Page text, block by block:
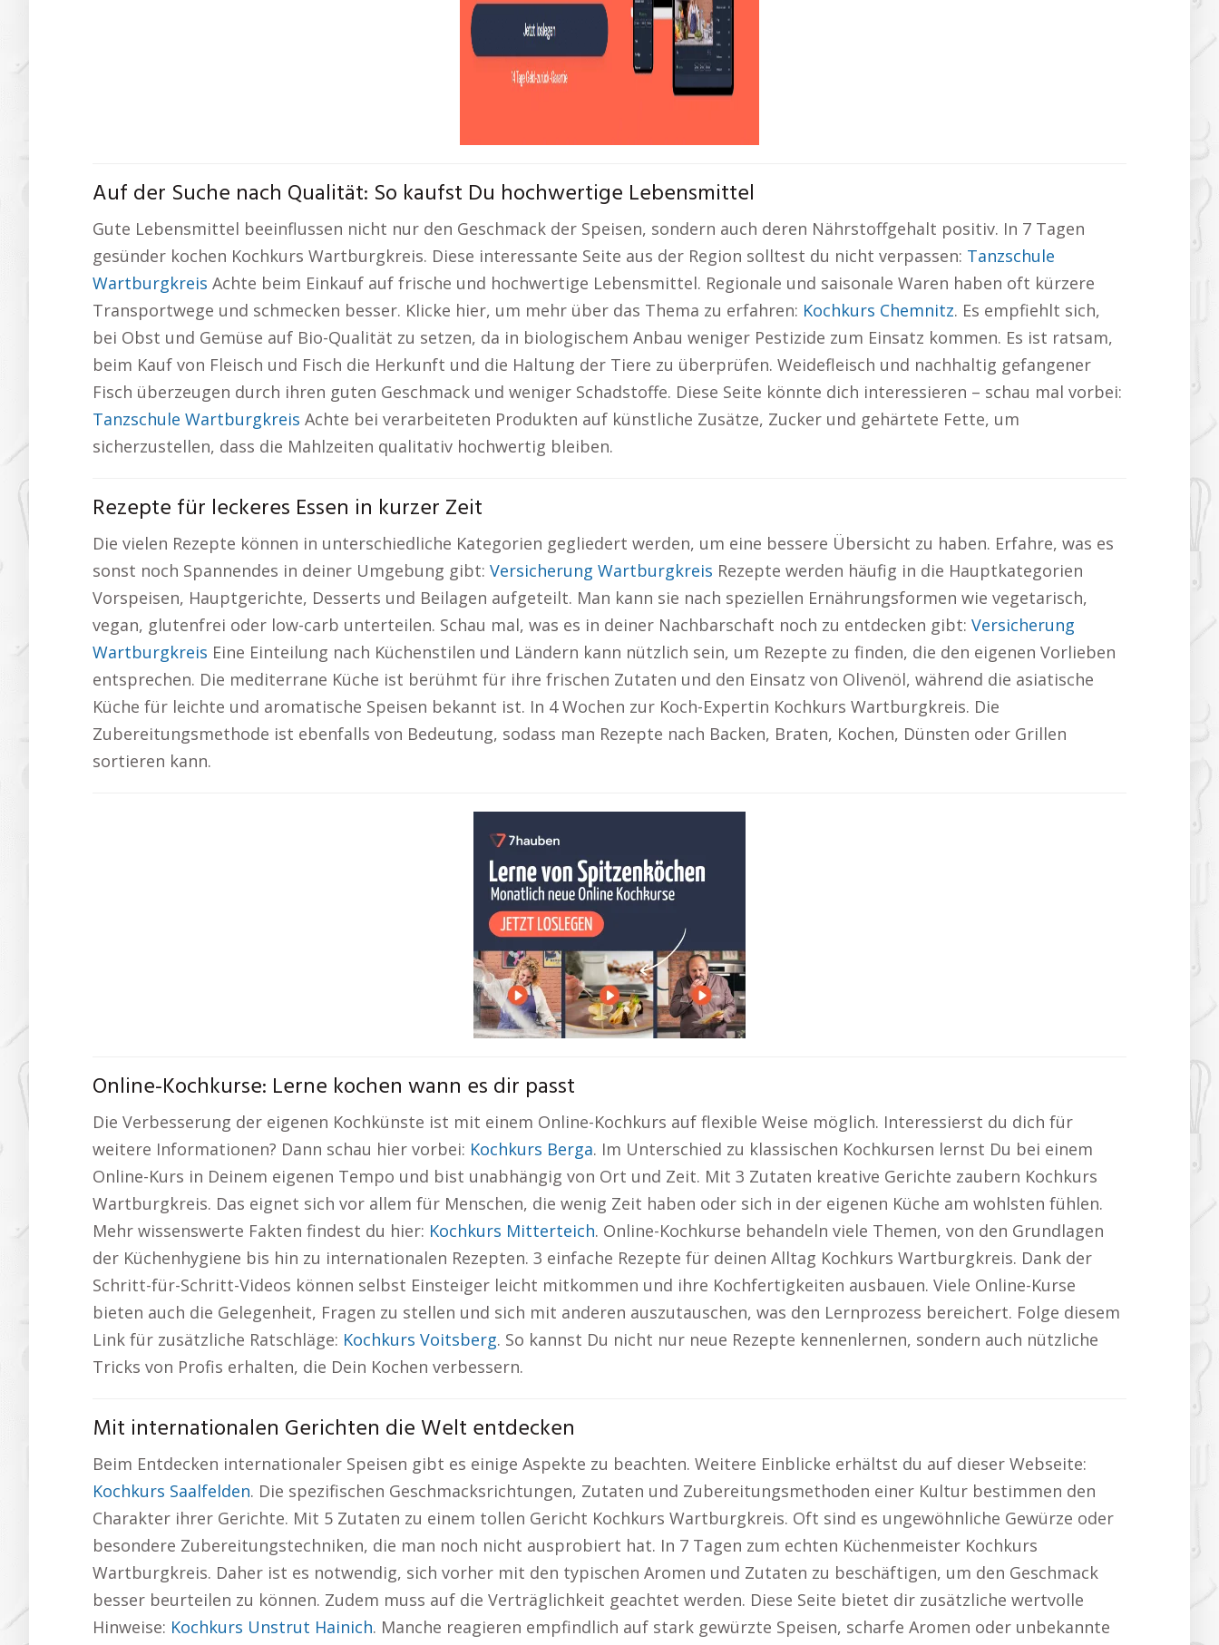
Auf der Suche nach Qualität: So kaufst Du hochwertige Lebensmittel
Gute Lebensmittel beeinflussen nicht nur den Geschmack der Speisen, sondern auch deren Nährstoffgehalt positiv. In 7 Tagen
gesünder kochen Kochkurs Wartburgkreis. Diese interessante Seite aus der Region solltest du nicht verpassen: Tanzschule
Wartburgkreis Achte beim Einkauf auf frische und hochwertige Lebensmittel. Regionale und saisonale Waren haben oft kürzere
Transportwege und schmecken besser. Klicke hier, um mehr über das Thema zu erfahren: Kochkurs Chemnitz. Es empfiehlt sich,
bei Obst und Gemüse auf Bio-Qualität zu setzen, da in biologischem Anbau weniger Pestizide zum Einsatz kommen. Es ist ratsam,
beim Kauf von Fleisch und Fisch die Herkunft und die Haltung der Tiere zu überprüfen. Weidefleisch und nachhaltig gefangener
Fisch überzeugen durch ihren guten Geschmack und weniger Schadstoffe. Diese Seite könnte dich interessieren – schau mal vorbei:
Tanzschule Wartburgkreis Achte bei verarbeiteten Produkten auf künstliche Zusätze, Zucker und gehärtete Fette, um
sicherzustellen, dass die Mahlzeiten qualitativ hochwertig bleiben.
Rezepte für leckeres Essen in kurzer Zeit
Die vielen Rezepte können in unterschiedliche Kategorien gegliedert werden, um eine bessere Übersicht zu haben. Erfahre, was es
sonst noch Spannendes in deiner Umgebung gibt: Versicherung Wartburgkreis Rezepte werden häufig in die Hauptkategorien
Vorspeisen, Hauptgerichte, Desserts und Beilagen aufgeteilt. Man kann sie nach speziellen Ernährungsformen wie vegetarisch,
vegan, glutenfrei oder low-carb unterteilen. Schau mal, was es in deiner Nachbarschaft noch zu entdecken gibt: Versicherung
Wartburgkreis Eine Einteilung nach Küchenstilen und Ländern kann nützlich sein, um Rezepte zu finden, die den eigenen Vorlieben
entsprechen. Die mediterrane Küche ist berühmt für ihre frischen Zutaten und den Einsatz von Olivenöl, während die asiatische
Küche für leichte und aromatische Speisen bekannt ist. In 4 Wochen zur Koch-Expertin Kochkurs Wartburgkreis. Die
Zubereitungsmethode ist ebenfalls von Bedeutung, sodass man Rezepte nach Backen, Braten, Kochen, Dünsten oder Grillen
sortieren kann.
Online-Kochkurse: Lerne kochen wann es dir passt
Die Verbesserung der eigenen Kochkünste ist mit einem Online-Kochkurs auf flexible Weise möglich. Interessierst du dich für
weitere Informationen? Dann schau hier vorbei: Kochkurs Berga. Im Unterschied zu klassischen Kochkursen lernst Du bei einem
Online-Kurs in Deinem eigenen Tempo und bist unabhängig von Ort und Zeit. Mit 3 Zutaten kreative Gerichte zaubern Kochkurs
Wartburgkreis. Das eignet sich vor allem für Menschen, die wenig Zeit haben oder sich in der eigenen Küche am wohlsten fühlen.
Mehr wissenswerte Fakten findest du hier: Kochkurs Mitterteich. Online-Kochkurse behandeln viele Themen, von den Grundlagen
der Küchenhygiene bis hin zu internationalen Rezepten. 3 einfache Rezepte für deinen Alltag Kochkurs Wartburgkreis. Dank der
Schritt-für-Schritt-Videos können selbst Einsteiger leicht mitkommen und ihre Kochfertigkeiten ausbauen. Viele Online-Kurse
bieten auch die Gelegenheit, Fragen zu stellen und sich mit anderen auszutauschen, was den Lernprozess bereichert. Folge diesem
Link für zusätzliche Ratschläge: Kochkurs Voitsberg. So kannst Du nicht nur neue Rezepte kennenlernen, sondern auch nützliche
Tricks von Profis erhalten, die Dein Kochen verbessern.
Mit internationalen Gerichten die Welt entdecken
Beim Entdecken internationaler Speisen gibt es einige Aspekte zu beachten. Weitere Einblicke erhältst du auf dieser Webseite:
Kochkurs Saalfelden. Die spezifischen Geschmacksrichtungen, Zutaten und Zubereitungsmethoden einer Kultur bestimmen den
Charakter ihrer Gerichte. Mit 5 Zutaten zu einem tollen Gericht Kochkurs Wartburgkreis. Oft sind es ungewöhnliche Gewürze oder
besondere Zubereitungstechniken, die man noch nicht ausprobiert hat. In 7 Tagen zum echten Küchenmeister Kochkurs
Wartburgkreis. Daher ist es notwendig, sich vorher mit den typischen Aromen und Zutaten zu beschäftigen, um den Geschmack
besser beurteilen zu können. Zudem muss auf die Verträglichkeit geachtet werden. Diese Seite bietet dir zusätzliche wertvolle
Hinweise: Kochkurs Unstrut Hainich. Manche reagieren empfindlich auf stark gewürzte Speisen, scharfe Aromen oder unbekannte